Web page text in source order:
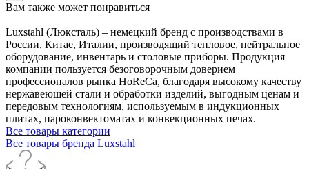
Вам также может понравиться
Luxstahl (Люксталь) – немецкий бренд с производствами в
России, Китае, Италии, производящий тепловое, нейтральное
оборудование, инвентарь и столовые приборы. Продукция
компании пользуется безоговорочным доверием
профессионалов рынка HoReCa, благодаря высокому качеству
нержавеющей стали и обработки изделий, выгодным ценам и
передовым технологиям, используемым в индукционных
плитах, пароконвектоматах и конвекционных печах.
Все товары категории
Все товары бренда Luxstahl